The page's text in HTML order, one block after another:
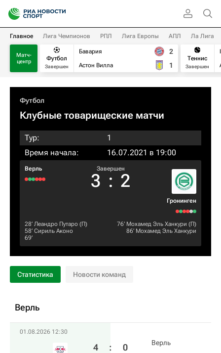
Главное Лига Чемпионов РПЛ Лига Европы АПЛ Ла Лига
Матч-
центр
Футбол
Завершен
Бавария
Астон Вилла
2
1
Теннис
Завершен
Футбол
Клубные товарищеские матчи
Тур:
1
Время начала:
16.07.2021 в 19:00
Верль Завершен
3 : 2
Гронинген
28‎’‎ Леандро Путаро (П)
58‎’‎ Сириль Аконо
69‎’‎
76‎’‎ Мохамед Эль Ханкури (П)
86‎’‎ Мохамед Эль Ханкури
Статистика Новости команд
Верль
01.08.2026 12:30
4 : 0 Верль